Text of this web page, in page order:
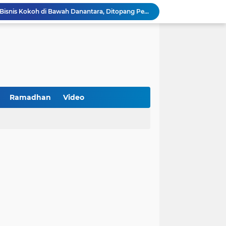
BNI Catat Fundamental Bisnis Kokoh di Bawah Danantara, Ditopang Pertumbuhan Kredit dan Kualitas Aset
Jakarta Raih Digital Excellence Awards 2026
Kemerdekaan
Ramadhan Video